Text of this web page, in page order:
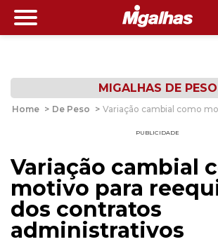
MIGALHAS DE PESO
Home > De Peso > Variação cambial como
PUBLICIDADE
Variação cambial
motivo para
dos contratos
administrativos